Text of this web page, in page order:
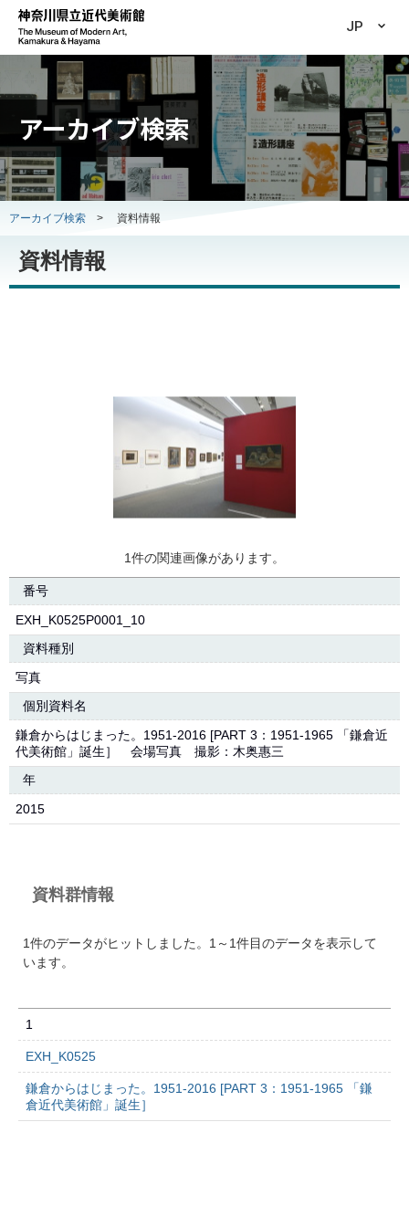
JP
アーカイブ検索
アーカイブ検索 > 資料情報
資料情報
1件の関連画像があります。
番号
EXH_K0525P0001_10
資料種別
写真
個別資料名
鎌倉からはじまった。1951-2016 [PART 3：1951-1965 「鎌倉近
代美術館」誕生］ 会場写真 撮影：木奥惠三
年
2015
資料群情報
1件のデータがヒットしました。1～1件目のデータを表示して
います。
1
EXH_K0525
鎌倉からはじまった。1951-2016 [PART 3：1951-1965 「鎌
倉近代美術館」誕生］